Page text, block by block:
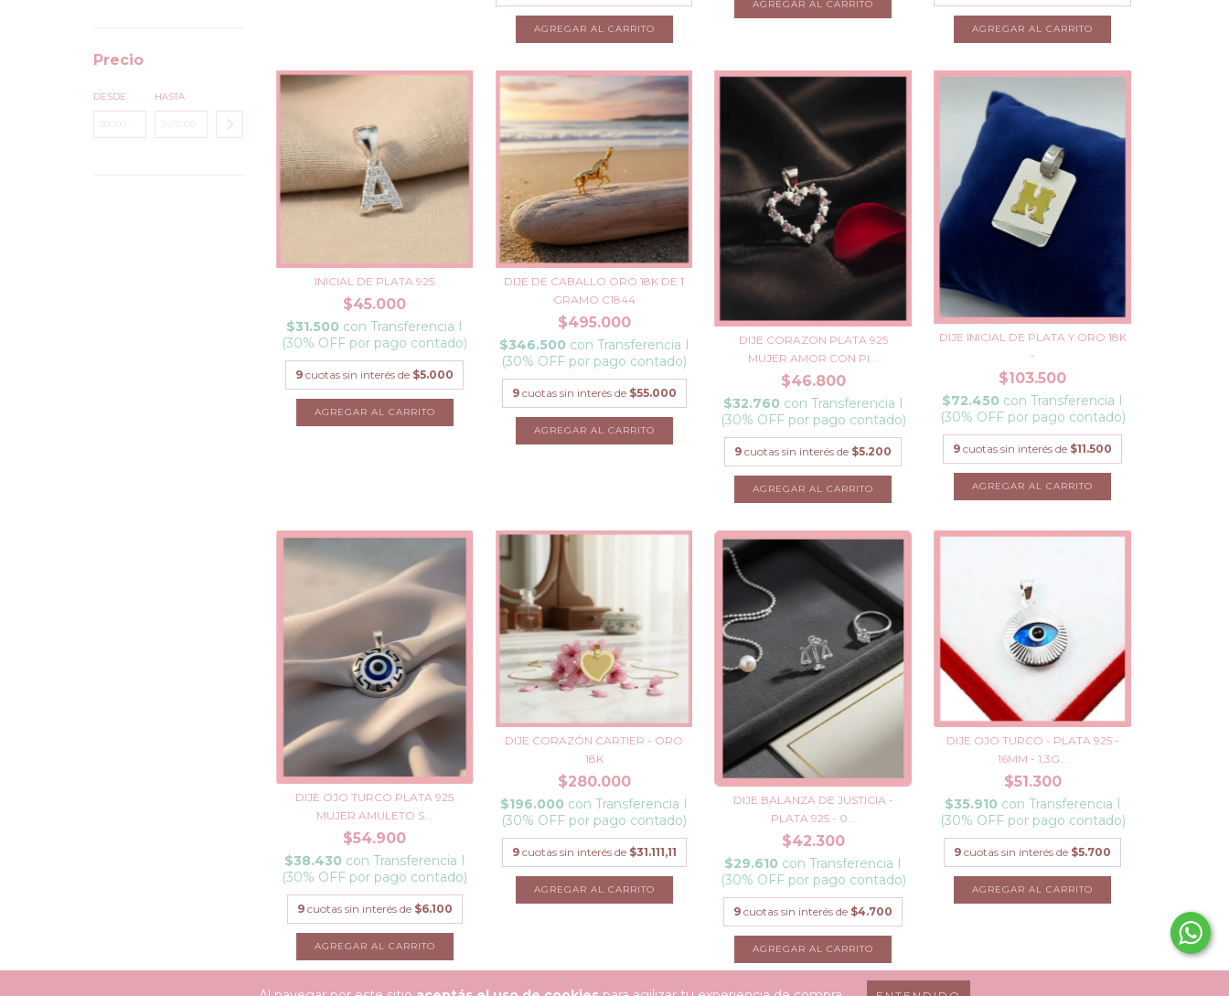
Precio
DESDE HASTA
INICIAL DE PLATA 925
$45.000
$31.500 con Transferencia I
(30% OFF por pago contado)
9 cuotas sin interés de $5.000
AGREGAR AL CARRITO
DIJE DE CABALLO ORO 18K DE 1
GRAMO C1844
$495.000
$346.500 con Transferencia I
(30% OFF por pago contado)
9 cuotas sin interés de $55.000
DIJE CORAZON PLATA 925
MUJER AMOR CON PI...
$46.800
$32.760 con Transferencia I
(30% OFF por pago contado)
9 cuotas sin interés de $5.200
DIJE INICIAL DE PLATA Y ORO 18K
-
$103.500
$72.450 con Transferencia I
(30% OFF por pago contado)
9 cuotas sin interés de $11.500
AGREGAR AL CARRITO
DIJE OJO TURCO PLATA 925
MUJER AMULETO S...
$54.900
$38.430 con Transferencia I
(30% OFF por pago contado)
9 cuotas sin interés de $6.100
DIJE CORAZÓN CARTIER - ORO
18K
$280.000
$196.000 con Transferencia I
(30% OFF por pago contado)
9 cuotas sin interés de $31.111,11
DIJE BALANZA DE JUSTICIA -
PLATA 925 - 0...
$42.300
$29.610 con Transferencia I
(30% OFF por pago contado)
9 cuotas sin interés de $4.700
DIJE OJO TURCO - PLATA 925 -
16MM - 1,3G...
$51.300
$35.910 con Transferencia I
(30% OFF por pago contado)
9 cuotas sin interés de $5.700